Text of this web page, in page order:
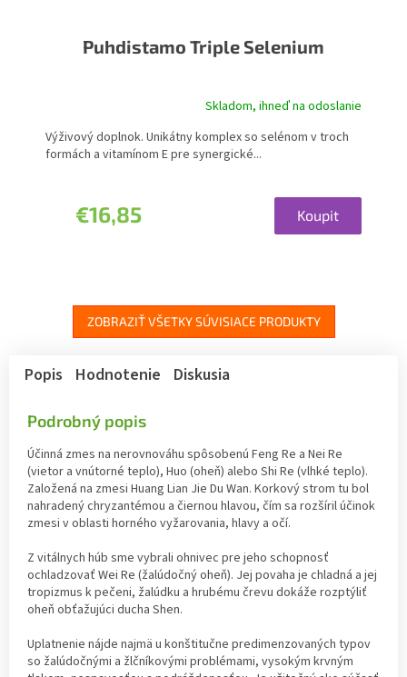
Puhdistamo Triple Selenium
Skladom, ihneď na odoslanie
€16,85 Koupit
Výživový doplnok. Unikátny komplex so selénom v troch
formách a vitamínom E pre synergické...
ZOBRAZIŤ VŠETKY SÚVISIACE PRODUKTY
Popis Hodnotenie Diskusia
Podrobný popis
Účinná zmes na nerovnováhu spôsobenú Feng Re a Nei Re
(vietor a vnútorné teplo), Huo (oheň) alebo Shi Re (vlhké teplo).
Založená na zmesi Huang Lian Jie Du Wan. Korkový strom tu bol
nahradený chryzantémou a čiernou hlavou, čím sa rozšíril účinok
zmesi v oblasti horného vyžarovania, hlavy a očí.
Z vitálnych húb sme vybrali ohnivec pre jeho schopnosť
ochladzovať Wei Re (žalúdočný oheň). Jej povaha je chladná a jej
tropizmus k pečeni, žalúdku a hrubému črevu dokáže rozptýliť
oheň obťažujúci ducha Shen.
Uplatnenie nájde najmä u konštitučne predimenzovaných typov
so žalúdočnými a žlčníkovými problémami, vysokým krvným